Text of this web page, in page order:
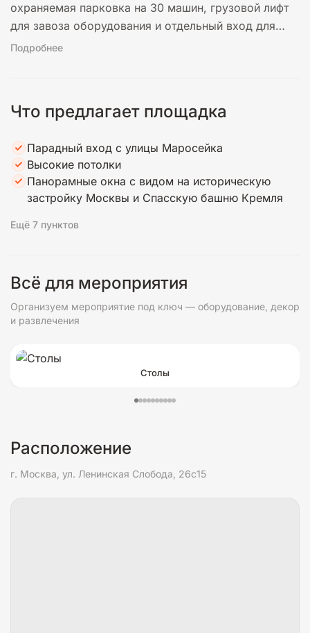
охраняемая парковка на 30 машин, грузовой лифт
для завоза оборудования и отдельный вход для
гостей.
Подробнее
Что предлагает площадка
Парадный вход с улицы Маросейка
Высокие потолки
Панорамные окна с видом на историческую
застройку Москвы и Спасскую башню Кремля
Ещё 7 пунктов
Всё для мероприятия
Организуем мероприятие под ключ — оборудование, декор
и развлечения
Столы
Расположение
г. Москва, ул. Ленинская Слобода, 26c15